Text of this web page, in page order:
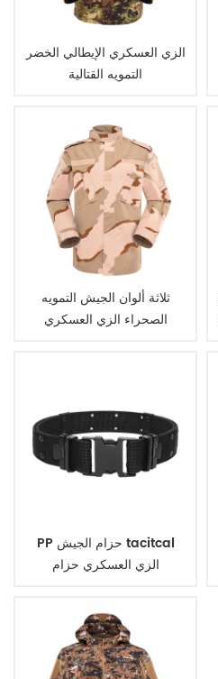
الزي العسكري الإيطالي الخضر
التمويه القتالية
ثلاثة ألوان الجيش التمويه
الصحراء الزي العسكري
PP حزام الجيش tacitcal
الزي العسكري حزام